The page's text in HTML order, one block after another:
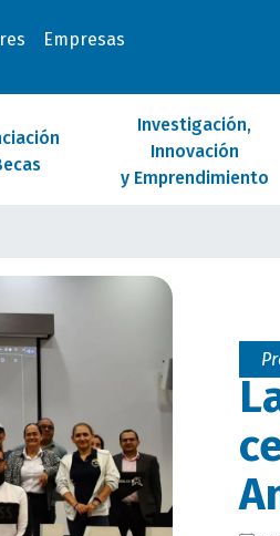
Empresas
Investigación,
Innovación
y Emprendimiento